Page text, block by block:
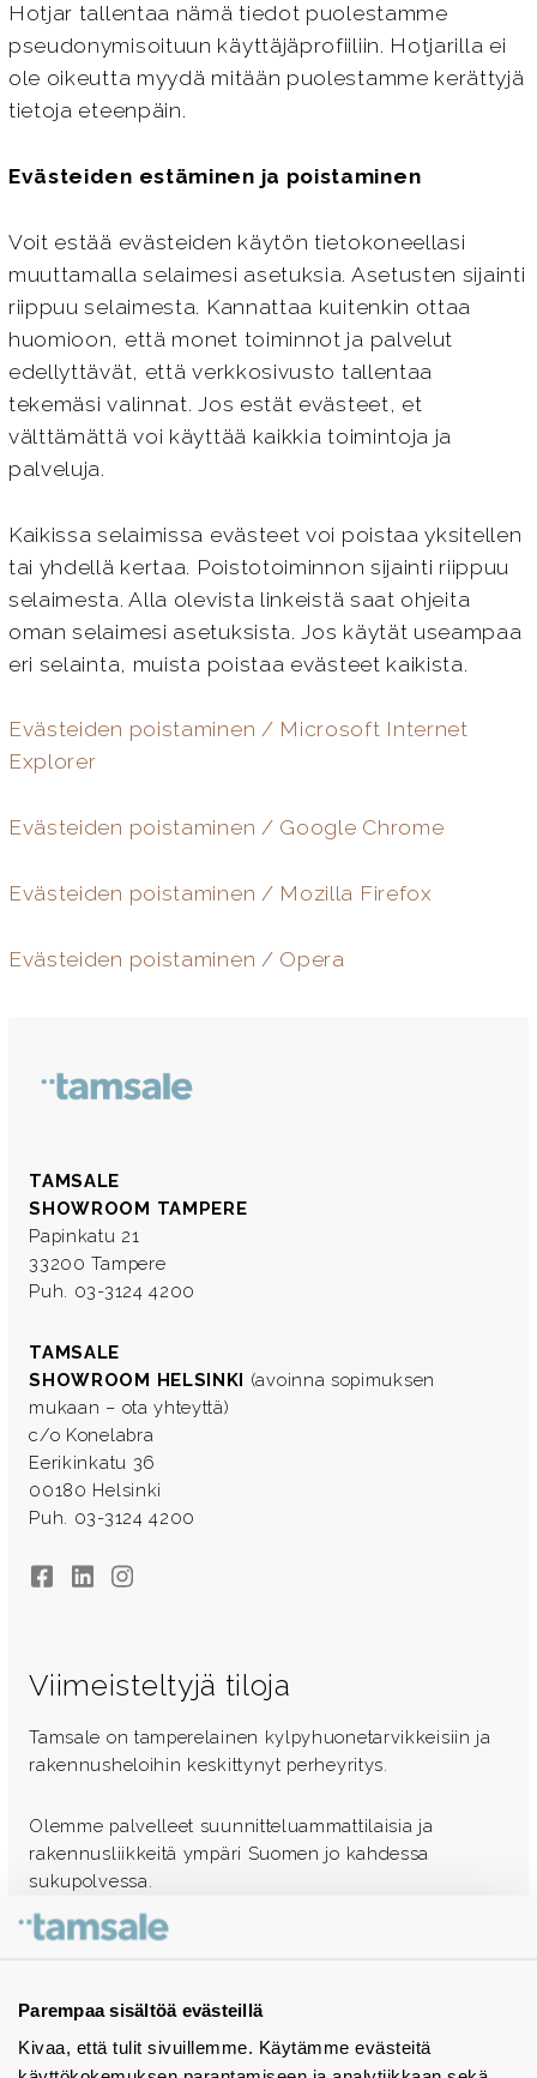
Parempaa sisältöä evästeillä
Kivaa, että tulit sivuillemme. Käytämme evästeitä
Hotjar tallentaa nämä tiedot puolestamme
pseudonymisoituun käyttäjäprofiiliin. Hotjarilla ei
ole oikeutta myydä mitään puolestamme kerättyjä
tietoja eteenpäin.
Evästeiden estäminen ja poistaminen
Voit estää evästeiden käytön tietokoneellasi
muuttamalla selaimesi asetuksia. Asetusten sijainti
riippuu selaimesta. Kannattaa kuitenkin ottaa
huomioon, että monet toiminnot ja palvelut
edellyttävät, että verkkosivusto tallentaa
tekemäsi valinnat. Jos estät evästeet, et
välttämättä voi käyttää kaikkia toimintoja ja
palveluja.
Kaikissa selaimissa evästeet voi poistaa yksitellen
tai yhdellä kertaa. Poistotoiminnon sijainti riippuu
selaimesta. Alla olevista linkeistä saat ohjeita
oman selaimesi asetuksista. Jos käytät useampaa
eri selainta, muista poistaa evästeet kaikista.
Evästeiden poistaminen / Microsoft Internet
Explorer
Evästeiden poistaminen / Google Chrome
Evästeiden poistaminen / Mozilla Firefox
Evästeiden poistaminen / Opera
TAMSALE
SHOWROOM TAMPERE
Papinkatu 21
33200 Tampere
Puh. 03-3124 4200
TAMSALE
SHOWROOM HELSINKI (avoinna sopimuksen
mukaan – ota yhteyttä)
c/o Konelabra
Eerikinkatu 36
00180 Helsinki
Puh. 03-3124 4200
FacebookLinkedInInstagram
Viimeisteltyjä tiloja
Tamsale on tamperelainen kylpyhuonetarvikkeisiin ja
rakennusheloihin keskittynyt perheyritys.
Olemme palvelleet suunnitteluammattilaisia ja
rakennusliikkeitä ympäri Suomen jo kahdessa
sukupolvessa.
Ota yhteyttä - autamme mielellämme
Tuotekuvastot
Instagram